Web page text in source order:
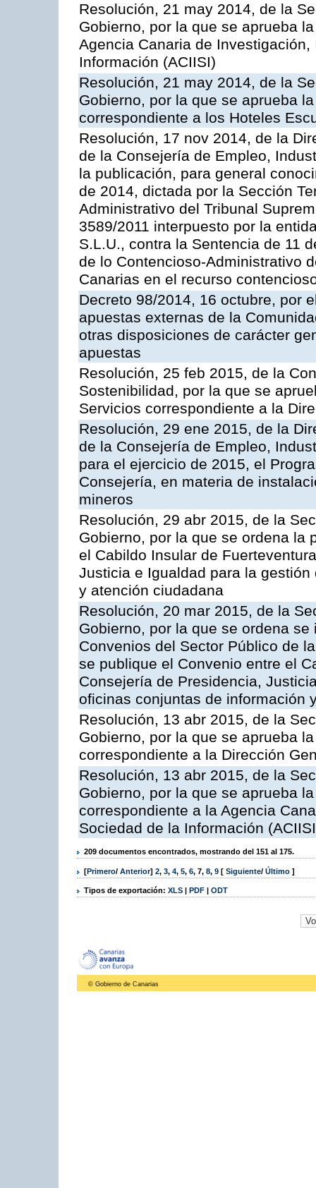
Resolución, 21 may 2014, de la
Gobierno, por la que se aprueba
Agencia Canaria de
Información (ACIISI)
Resolución, 21 may 2014, de la
Gobierno, por la que se aprueba
correspondiente a los Hoteles
Resolución, 17 nov 2014, de la
de la Consejería de Empleo,
la publicación, para general
de 2014, dictada por la Sección
Administrativo del Tribunal
3589/2011 interpuesto por la
S.L.U., contra la Sentencia de 11
de lo Contencioso-Administrativo
Canarias en el recurso
Decreto 98/2014, 16 octubre, por
apuestas externas de la
otras disposiciones de carácter
apuestas
Resolución, 25 feb 2015, de la
Sostenibilidad, por la que se
Servicios correspondiente a la
Resolución, 29 ene 2015, de la
de la Consejería de Empleo,
para el ejercicio de 2015, el
Consejería, en materia de
mineros
Resolución, 29 abr 2015, de la
Gobierno, por la que se ordena la
el Cabildo Insular de
Justicia e Igualdad para la
y atención ciudadana
Resolución, 20 mar 2015, de la
Gobierno, por la que se ordena
Convenios del Sector Público de
se publique el Convenio entre el
Consejería de Presidencia,
oficinas conjuntas de información
Resolución, 13 abr 2015, de la
Gobierno, por la que se aprueba
correspondiente a la Dirección
Resolución, 13 abr 2015, de la
Gobierno, por la que se aprueba
correspondiente a la Agencia
Sociedad de la Información
209 documentos encontrados, mostrando del 151 al 175.
[Primero/ Anterior] 2, 3, 4, 5, 6, 7, 8, 9 [ Siguiente/ Último ]
Tipos de exportación: XLS | PDF | ODT
© Gobierno de Canarias